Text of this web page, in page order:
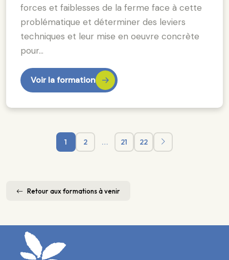
forces et faiblesses de la ferme face à cette
problématique et déterminer des leviers
techniques et leur mise en oeuvre concrète
pour…
Voir la formation
1 2 … 21 22
Retour aux formations à venir